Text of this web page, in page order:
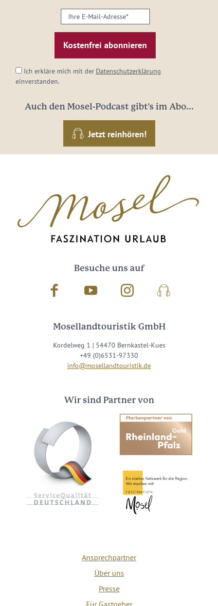
Ihre
E-
Mail-
Adresse:
Ich erkläre mich mit der Datenschutzerklärung
einverstanden.
Auch den Mosel-Podcast gibt's im Abo...
Jetzt reinhören!
Besuche uns auf
Facebook Youtube InstagramPodcast
Mosellandtouristik GmbH
Kordelweg 1 | 54470 Bernkastel-Kues
+49 (0)6531-97330
info@mosellandtouristik.de
Wir sind Partner von
Ansprechpartner
Über uns
Presse